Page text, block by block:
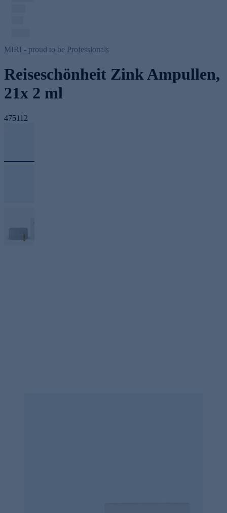
MIRI - proud to be Professionals
Reiseschönheit Zink Ampullen,
21x 2 ml
475112